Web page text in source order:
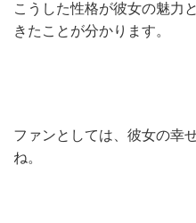
こうした性格が彼女の魅力
きたことが分かります。
ファンとしては、彼女の幸
ね。